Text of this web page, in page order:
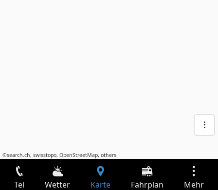
©search.ch, swisstopo, OpenStreetMap, others
Tel Wetter Karte Fahrplan Mehr